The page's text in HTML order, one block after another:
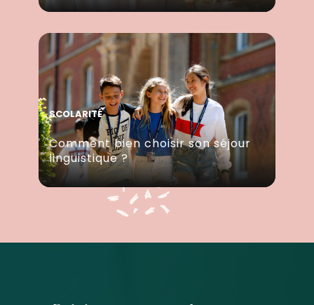
SCOLARITÉ
Comment bien choisir son séjour
linguistique ?